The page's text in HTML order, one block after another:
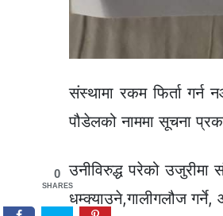
संस्थामा रकम फिर्ता गर्न
पौडेलको नाममा सूचना
उनीविरुद्ध परेको उजुरीमा
धम्क्याउने,गालीगलौज
0
SHARES